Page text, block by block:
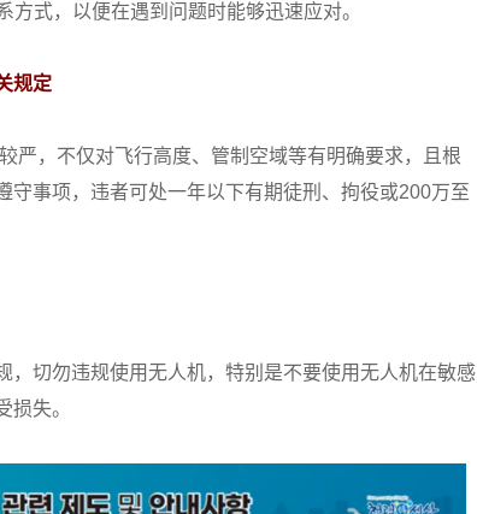
式，以便在遇到问题时能够迅速应对。
规定
，不仅对飞行高度、管制空域等有明确要求，且根
事项，违者可处一年以下有期徒刑、拘役或200万至
切勿违规使用无人机，特别是不要使用无人机在敏感
失。